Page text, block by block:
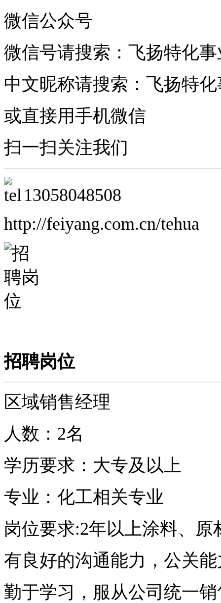
微信公众号
微信号请搜索： 飞扬特化
中文昵称请搜索： 飞扬特
或直接用手机微信
扫一扫关注我们
13058048508
http://feiyang.com.cn/tehua
招聘岗位
区域销售经理
人数：2名
学历要求：大专及以上
专业：化工相关专业
岗位要求:2年以上涂料、
有良好的沟通能力，公关
勤于学习，服从公司统一